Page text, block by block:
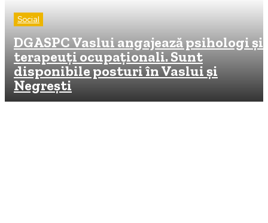
Social
DGASPC Vaslui angajează psihologi și
terapeuți ocupaționali. Sunt
disponibile posturi în Vaslui și
Negrești